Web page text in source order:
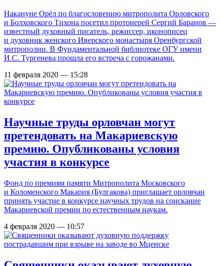
Накануне Орёл по благословению митрополита Орловского
и Болховского Тихона посетил протоиерей Сергий Баранов —
известный духовный писатель, режиссер, иконописец
и духовник женского Иверского монастыря Оренбургской
митрополии. В Фундаментальной библиотеке ОГУ имени
И.С. Тургенева прошла его встреча с горожанами.
11 февраля 2020 — 15:28
Научные труды орловчан могут
претендовать на Макариевскую
премию. Опубликованы условия
участия в конкурсе
Фонд по премиям памяти Митрополита Московского
и Коломенского Макария (Булгакова) приглашает орловчан
принять участие в конкурсе научных трудов на соискание
Макариевской премии по естественным наукам.
4 февраля 2020 — 10:57